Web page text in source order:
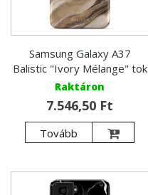
Samsung Galaxy A37
Balistic "Ivory Mélange" tok
Raktáron
7.546,50 Ft
Tovább